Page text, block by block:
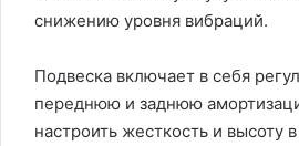
снижению уровня вибраций.
Подвеска включает в себя
переднюю и заднюю
настроить жесткость и высоту